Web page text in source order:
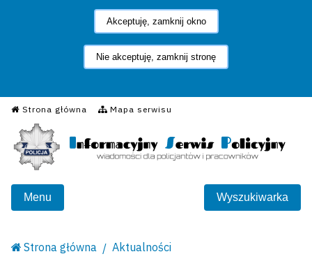
Akceptuję, zamknij okno
Nie akceptuję, zamknij stronę
Strona główna Mapa serwisu
Informacyjny Serwis
Menu Wyszukiwarka
Strona główna Aktualności